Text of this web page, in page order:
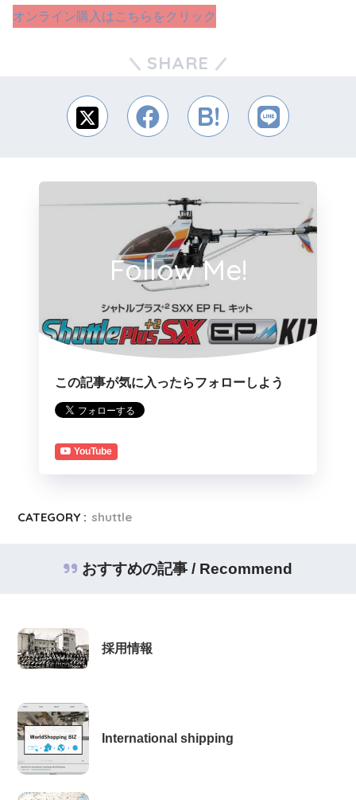
オンライン購入はこちらをクリック
SHARE
Follow Me!
この記事が気に入ったらフォローしよう
YouTube
CATEGORY : shuttle
おすすめの記事 / Recommend
採用情報
International shipping